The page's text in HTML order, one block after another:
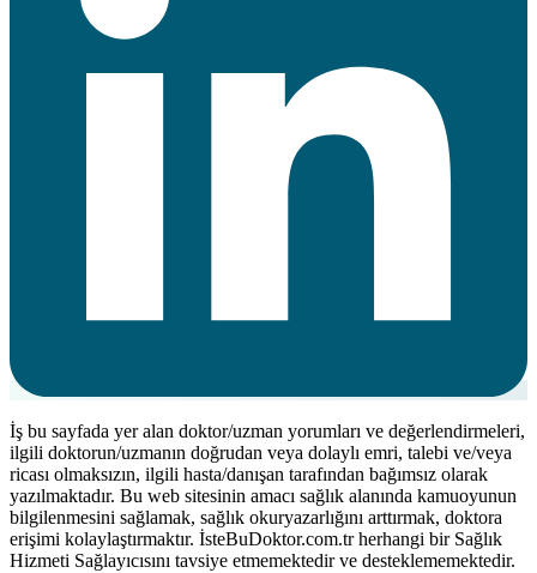
İş bu sayfada yer alan doktor/uzman yorumları ve değerlendirmeleri,
ilgili doktorun/uzmanın doğrudan veya dolaylı emri, talebi ve/veya
ricası olmaksızın, ilgili hasta/danışan tarafından bağımsız olarak
yazılmaktadır. Bu web sitesinin amacı sağlık alanında kamuoyunun
bilgilenmesini sağlamak, sağlık okuryazarlığını arttırmak, doktora
erişimi kolaylaştırmaktır. İsteBuDoktor.com.tr herhangi bir Sağlık
Hizmeti Sağlayıcısını tavsiye etmemektedir ve desteklememektedir.